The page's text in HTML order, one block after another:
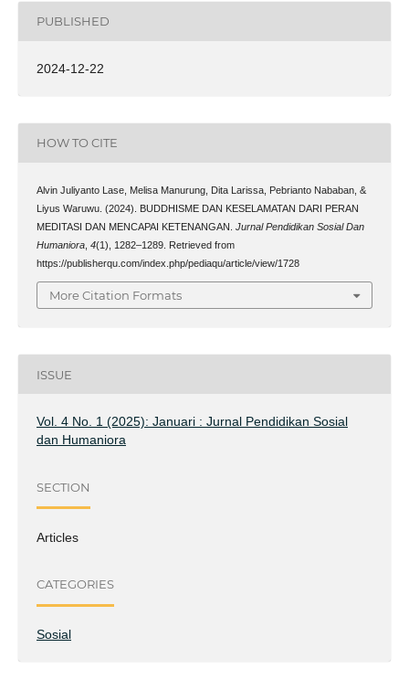
PUBLISHED
2024-12-22
HOW TO CITE
Alvin Juliyanto Lase, Melisa Manurung, Dita Larissa, Pebrianto Nababan, &
Liyus Waruwu. (2024). BUDDHISME DAN KESELAMATAN DARI PERAN
MEDITASI DAN MENCAPAI KETENANGAN. Jurnal Pendidikan Sosial Dan
Humaniora, 4(1), 1282–1289. Retrieved from
https://publisherqu.com/index.php/pediaqu/article/view/1728
More Citation Formats
ISSUE
Vol. 4 No. 1 (2025): Januari : Jurnal Pendidikan Sosial
dan Humaniora
SECTION
Articles
CATEGORIES
Sosial